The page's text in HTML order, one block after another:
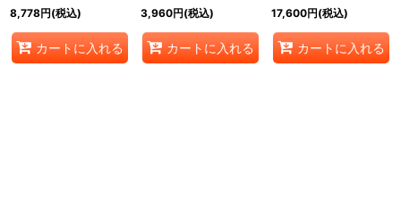
8,778円(税込)
カートに入れる
3,960円(税込)
カートに入れる
17,600円(税込)
カートに入れる